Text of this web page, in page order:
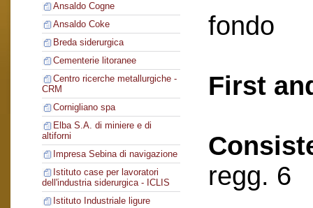
Ansaldo Cogne
Ansaldo Coke
Breda siderurgica
Cementerie litoranee
Centro ricerche metallurgiche -
CRM
Cornigliano spa
Elba S.A. di miniere e di
altiforni
Impresa Sebina di navigazione
Istituto case per lavoratori
dell'industria siderurgica - ICLIS
Istituto Industriale ligure
fondo
First
regg. 6